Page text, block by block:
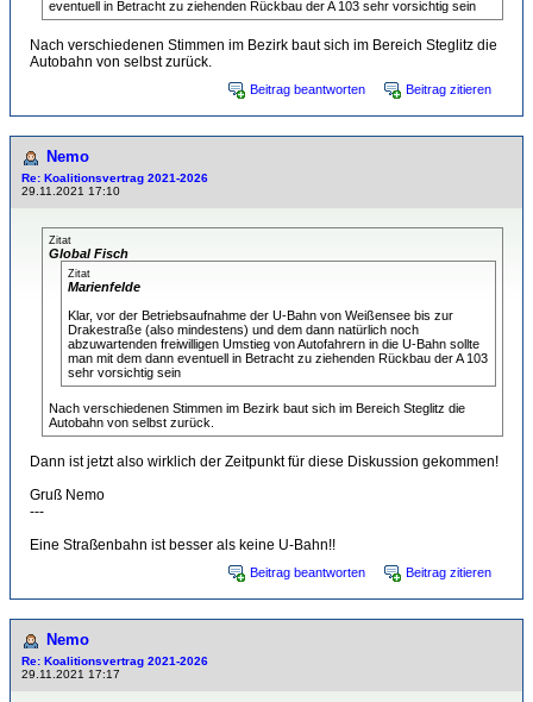
eventuell in Betracht zu ziehenden Rückbau der A 103 sehr vorsichtig sein
Nach verschiedenen Stimmen im Bezirk baut sich im Bereich Steglitz die
Autobahn von selbst zurück.
Beitrag beantworten Beitrag zitieren
Nemo
Re: Koalitionsvertrag 2021-2026
29.11.2021 17:10
Zitat
Global Fisch
Zitat
Marienfelde
Klar, vor der Betriebsaufnahme der U-Bahn von Weißensee bis zur
Drakestraße (also mindestens) und dem dann natürlich noch
abzuwartenden freiwilligen Umstieg von Autofahrern in die U-Bahn sollte
man mit dem dann eventuell in Betracht zu ziehenden Rückbau der A 103
sehr vorsichtig sein
Nach verschiedenen Stimmen im Bezirk baut sich im Bereich Steglitz die
Autobahn von selbst zurück.
Dann ist jetzt also wirklich der Zeitpunkt für diese Diskussion gekommen!
Gruß Nemo
---
Eine Straßenbahn ist besser als keine U-Bahn!!
Beitrag beantworten Beitrag zitieren
Nemo
Re: Koalitionsvertrag 2021-2026
29.11.2021 17:17